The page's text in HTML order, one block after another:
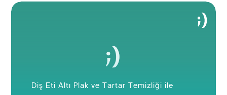
Diş Eti Altı Plak ve Tartar Temizliği ile